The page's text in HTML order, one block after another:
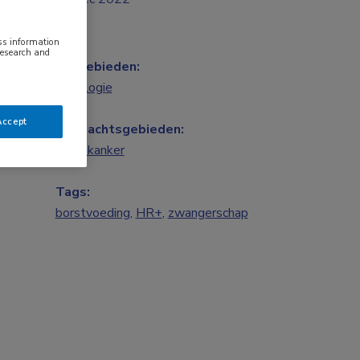
Vakgebieden:
Oncologie
Aandachtsgebieden:
Borstkanker
Tags:
borstvoeding, HR+, zwangerschap
information
and